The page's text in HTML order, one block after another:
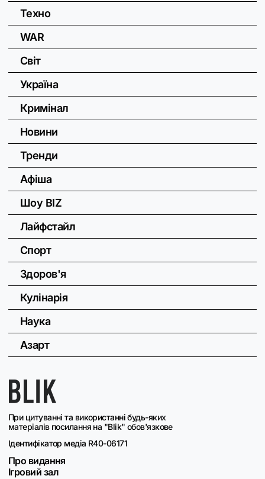
При цитуванні та використанні будь-яких
матеріалів посилання на "Blik" обов'язкове
Ідентифікатор медіа R40-06171
Про видання
Ігровий зал
Техно
WAR
Світ
Україна
Кримінал
Новини
Тренди
Афіша
Шоу BIZ
Лайфстайл
Спорт
Здоров'я
Кулінарія
Наука
Азарт